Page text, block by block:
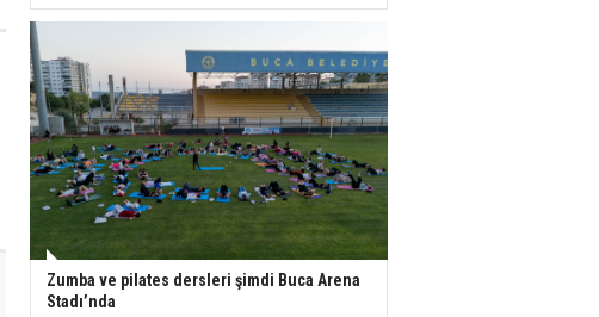
Zumba ve pilates dersleri şimdi Buca Arena
Stadı’nda